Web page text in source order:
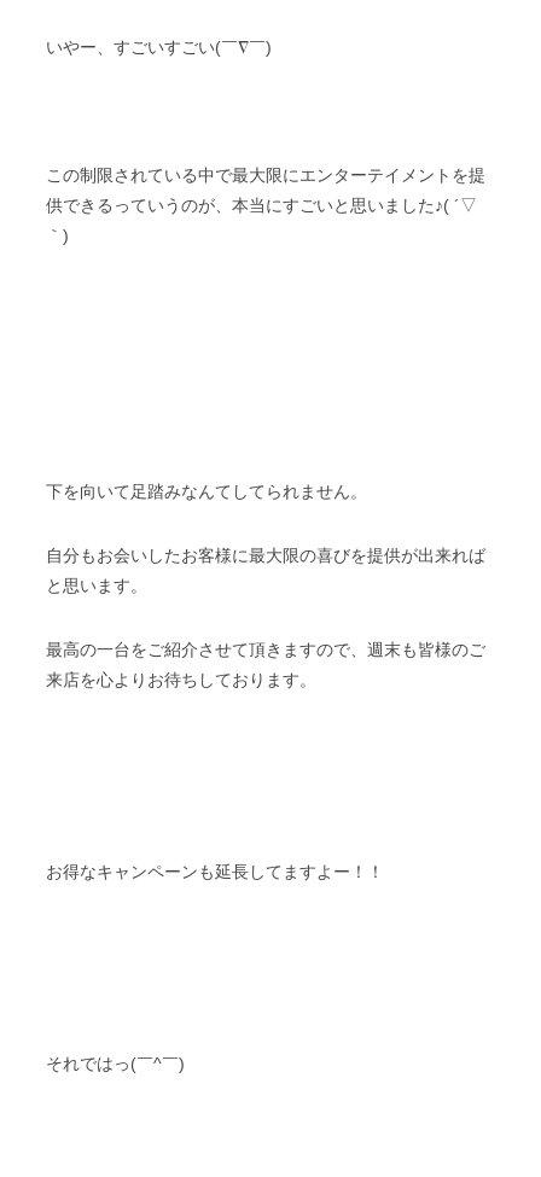
いやー、すごいすごい(￣∇￣)
この制限されている中で最大限にエンターテイメントを提
供できるっていうのが、本当にすごいと思いました♪( ´▽
｀)
下を向いて足踏みなんてしてられません。
自分もお会いしたお客様に最大限の喜びを提供が出来れば
と思います。
最高の一台をご紹介させて頂きますので、週末も皆様のご
来店を心よりお待ちしております。
お得なキャンペーンも延長してますよー！！
それではっ(￣^￣)ゞ